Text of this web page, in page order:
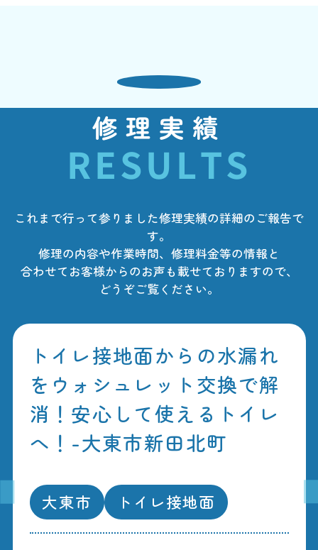
修理実績
RESULTS
これまで行って参りました修理実績の詳細のご報告で
す。
修理の内容や作業時間、修理料金等の情報と
合わせてお客様からのお声も載せておりますので、
どうぞご覧ください。
トイレ接地面からの水漏れ
をウォシュレット交換で解
消！安心して使えるトイレ
へ！-大東市新田北町
大東市 トイレ接地面